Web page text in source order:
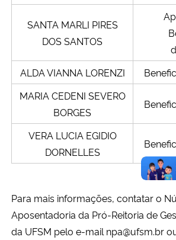
SANTA MARLI PIRES
DOS SANTOS
ALDA VIANNA LORENZI
MARIA CEDENI SEVERO
BORGES
VERA LUCIA EGIDIO
DORNELLES
Para mais informações, contatar o
Aposentadoria da Pró-Reitoria de
da UFSM pelo e-mail npa@ufsm.br